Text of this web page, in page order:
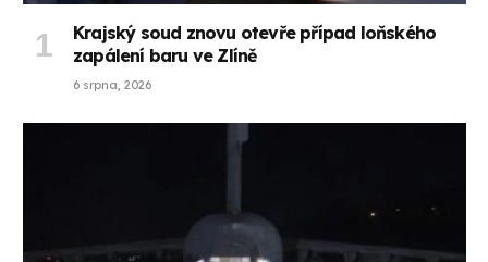
Krajský soud znovu otevře případ loňského
zapálení baru ve Zlíně
6 srpna, 2026